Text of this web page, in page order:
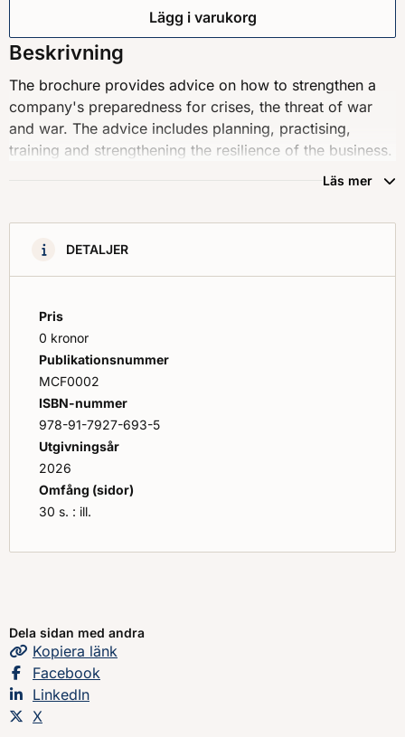
Lägg i varukorg
Preparedness for
Beskrivning
The brochure provides advice on how to strengthen a
company's preparedness for crises, the threat of war
and war. The advice includes planning, practising,
training and strengthening the resilience of the business.
Läs mer
DETALJER
Pris
0 kronor
Publikationsnummer
MCF0002
ISBN-nummer
978-91-7927-693-5
Utgivningsår
2026
Omfång (sidor)
30 s. : ill.
Dela sidan med andra
Kopiera sidans
länk
Dela sidan på
Facebook
Dela sidan på
LinkedIn
Dela sidan på
X